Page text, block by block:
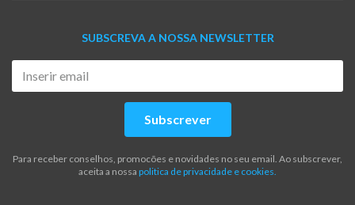
SUBSCREVA A NOSSA NEWSLETTER
Subscrever
Para receber conselhos, promocões e novidades no seu email. Ao subscrever,
aceita a nossa politica de privacidade e cookies.